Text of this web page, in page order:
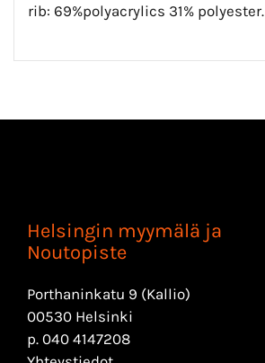
rib: 69%polyacrylics 31% polyester.
Helsingin myymälä ja
Noutopiste
Porthaninkatu 9 (Kallio)
00530 Helsinki
p. 040 4147208